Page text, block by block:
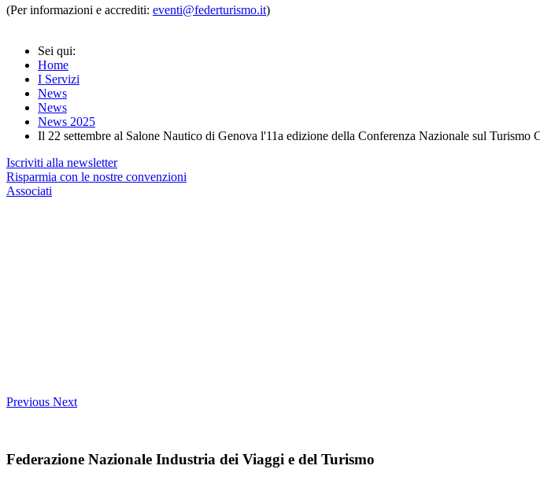
(Per informazioni e accrediti: eventi@federturismo.it)
Sei qui:
Home
I Servizi
News
News
News 2025
Il 22 settembre al Salone Nautico di Genova l'11a edizione della Conferenza Nazionale sul Turismo
Iscriviti alla newsletter
Risparmia con le nostre convenzioni
Associati
Previous Next
Federazione Nazionale Industria dei Viaggi e del Turismo